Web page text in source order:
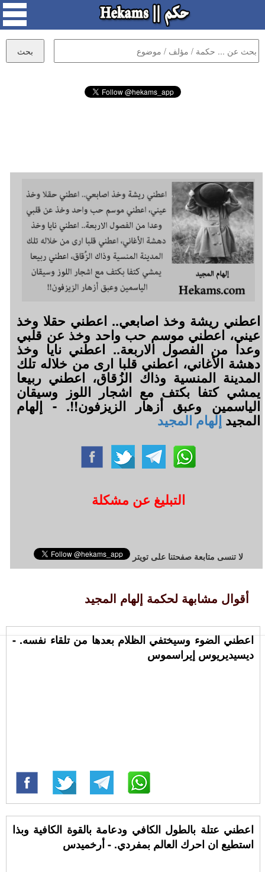
اعطني ريشة وخذ اصابعي.. اعطني حقلا وخذ
عيني، اعطني موسم حب واحد وخذ عن قلبي
وعدا من الفصول الاربعة.. اعطني نايا وخذ
دهشة الأغاني، اعطني قلبا ارى من خلاله تلك
المدينة المنسية وذاك الزُقاق، اعطني ربيعا
يمشي كتفا بكتف مع اشجار اللوز وسيقان
الياسمين وعبق أزهار الزيزفون!!. - إلهام
المجيد إلهام المجيد
التبليغ عن مشكلة
لا تنسى متابعة صفحتنا على تويتر
أقوال مشابهة لحكمة إلهام المجيد
اعطني الضوء وسيختفي الظلام بعدها من تلقاء نفسه. -
ديسيديريوس إيراسموس
اعطني عتلة بالطول الكافي ودعامة بالقوة الكافية وبذا
استطيع ان احرك العالم بمفردي. - أرخميدس